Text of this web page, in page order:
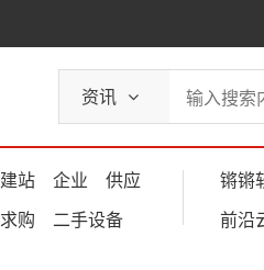
资讯
建站 企业
供应
求购
二手设备
锵锵
前沿